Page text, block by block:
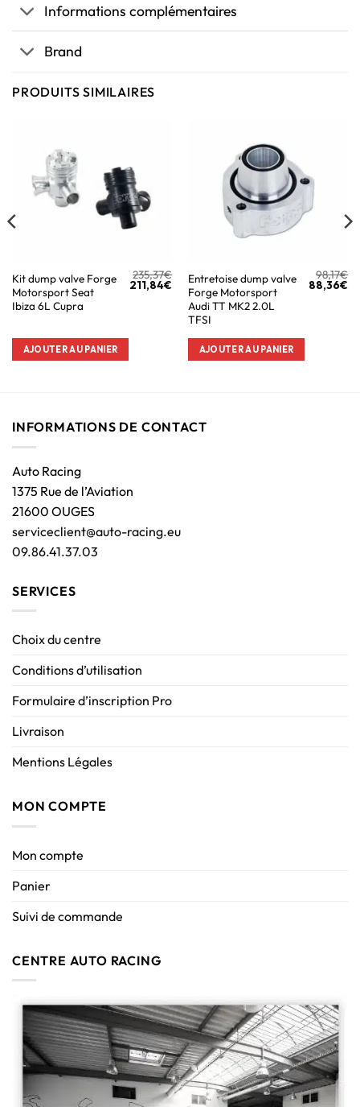
Informations complémentaires
Brand
PRODUITS SIMILAIRES
Kit dump valve Forge
Motorsport Seat
Ibiza 6L Cupra
235,37€
211,84€
AJOUTER AU PANIER
Entretoise dump valve
Forge Motorsport
Audi TT MK2 2.0L
TFSI
98,17€
88,36€
AJOUTER AU PANIER
INFORMATIONS DE CONTACT
Auto Racing
1375 Rue de l’Aviation
21600 OUGES
serviceclient@auto-racing.eu
09.86.41.37.03
SERVICES
Choix du centre
Conditions d’utilisation
Formulaire d’inscription Pro
Livraison
Mentions Légales
MON COMPTE
Mon compte
Panier
Suivi de commande
CENTRE AUTO RACING